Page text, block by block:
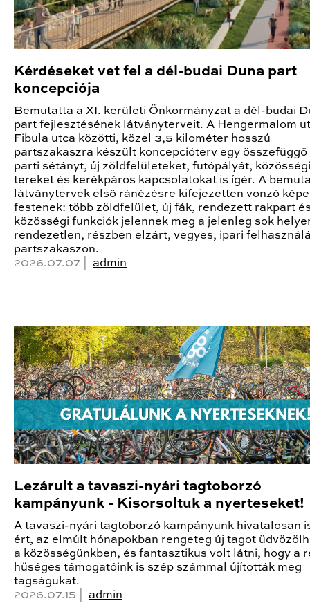
Kérdéseket vet fel a dél-budai Duna part
koncepciója
Bemutatta a XI. kerületi Önkormányzat a dél-budai
part fejlesztésének látványterveit. A Hengermalom
Fibula utca közötti, közel 3,5 kilométer hosszú
partszakaszra készült koncepcióterv egy összefüggő
parti sétányt, új zöldfelületeket, futópályát, közösségi
tereket és kerékpáros kapcsolatokat is ígér. A
látványtervek első ránézésre kifejezetten vonzó
festenek: több zöldfelület, új fák, rendezett rakpart
közösségi funkciók jelennek meg a jelenleg sok
rendezetlen, részben elzárt, vegyes, ipari
partszakaszon.
2026.07.07 | admin
Lezárult a tavaszi-nyári tagtoborzó
kampányunk - Kisorsoltuk a nyerteseket!
A tavaszi-nyári tagtoborzó kampányunk hivatalosan
ért, az elmúlt hónapokban rengeteg új tagot
a közösségünkben, és fantasztikus volt látni, hogy a
hűséges támogatóink is szép számmal újították meg
tagságukat.
2026.07.15 | admin